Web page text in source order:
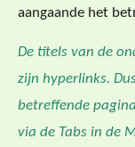
aangaande het
De titels van de
zijn hyperlinks.
betreffende
via de Tabs in de